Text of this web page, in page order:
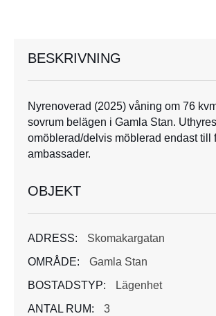
BESKRIVNING
Nyrenoverad (2025) våning om 76
sovrum belägen i Gamla Stan. Uthyres
omöblerad/delvis möblerad endast till
ambassader.
OBJEKT
ADRESS:
Skomakargatan
OMRÅDE:
Gamla Stan
BOSTADSTYP:
Lägenhet
ANTAL RUM:
3